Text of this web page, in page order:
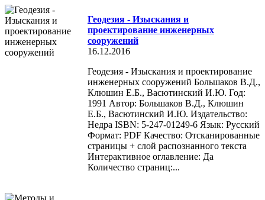
Геодезия - Изыскания и
проектирование инженерных
сооружений
16.12.2016
Геодезия - Изыскания и проектирование
инженерных сооружений Большаков В.Д.,
Клюшин Е.Б., Васютинский И.Ю. Год:
1991 Автор: Большаков В.Д., Клюшин
Е.Б., Васютинский И.Ю. Издательство:
Недра ISBN: 5-247-01249-6 Язык: Русский
Формат: PDF Качество: Отсканированные
страницы + слой распознанного текста
Интерактивное оглавление: Да
Количество страниц:...